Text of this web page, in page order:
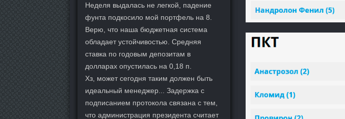
Неделя выдалась не легкой, падение
фунта подкосило мой портфель на 8.
Верю, что наша бюджетная система
обладает устойчивостью. Средняя
ставка по годовым депозитам в
долларах опустилась на 0,18 п.
Хз, может сегодня таким должен быть
идеальный менеджер... Задержка с
подписанием протокола связана с тем,
что администрация президента считает